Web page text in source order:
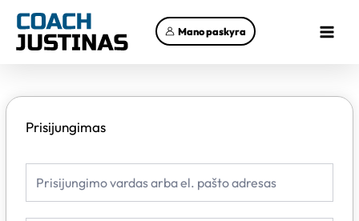
prie
turinio
Mano paskyra
Menu
Prisijungimas